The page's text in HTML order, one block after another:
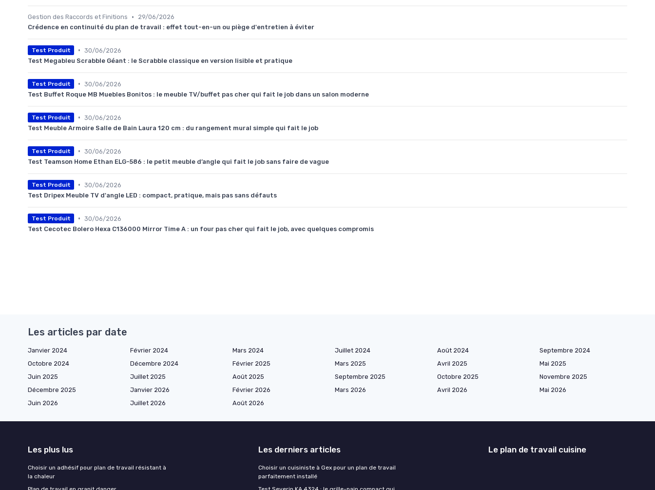
Gestion des Raccords et Finitions •
29/06/2026
Crédence en continuité du plan de travail : effet tout-en-un ou piège d'entretien à éviter
Test Produit • 30/06/2026
Test Megableu Scrabble Géant : le Scrabble classique en version lisible et pratique
Test Produit • 30/06/2026
Test Buffet Roque MB Muebles Bonitos : le meuble TV/buffet pas cher qui fait le job dans un salon moderne
Test Produit • 30/06/2026
Test Meuble Armoire Salle de Bain Laura 120 cm : du rangement mural simple qui fait le job
Test Produit • 30/06/2026
Test Teamson Home Ethan ELG-586 : le petit meuble d’angle qui fait le job sans faire de vague
Test Produit • 30/06/2026
Test Dripex Meuble TV d'angle LED : compact, pratique, mais pas sans défauts
Test Produit • 30/06/2026
Test Cecotec Bolero Hexa C136000 Mirror Time A : un four pas cher qui fait le job, avec quelques compromis
Les articles par date
Janvier 2024 Février 2024 Mars 2024 Juillet 2024 Août 2024
Septembre 2024
Octobre 2024
Décembre 2024 Février 2025 Mars 2025 Avril 2025
Mai 2025
Juin 2025
Juillet 2025 Août 2025 Septembre 2025 Octobre 2025
Novembre 2025
Décembre 2025
Janvier 2026 Février 2026 Mars 2026 Avril 2026
Mai 2026
Juin 2026
Juillet 2026 Août 2026
Les plus lus
Choisir un adhésif pour plan de travail résistant à
la chaleur
Les derniers articles
Choisir un cuisiniste à Gex pour un plan de travail
parfaitement installé
Le plan de travail cuisine